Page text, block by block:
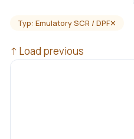
Typ: Emulatory SCR / DPF✕
↑ Load previous